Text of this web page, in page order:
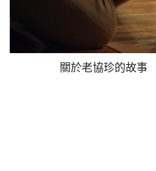
關於老協珍的故事